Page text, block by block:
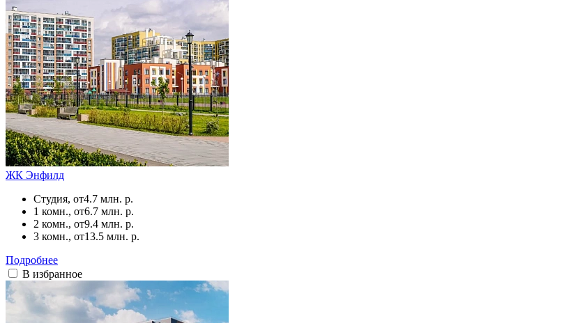
ЖК Энфилд
Студия, от4.7 млн. р.
1 комн., от6.7 млн. р.
2 комн., от9.4 млн. р.
3 комн., от13.5 млн. р.
Подробнее
В избранное